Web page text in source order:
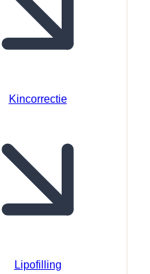
Kincorrectie
Lipofilling